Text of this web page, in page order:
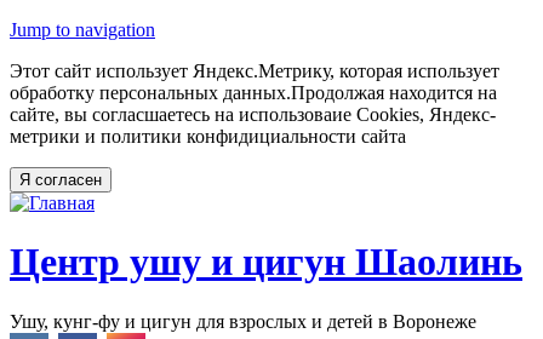
Jump to navigation
Этот сайт использует Яндекс.Метрику, которая использует
обработку персональных данных.Продолжая находится на
сайте, вы согласшаетесь на использоваие Cookies, Яндекс-
метрики и политики конфидициальности сайта
Центр ушу и цигун Шаолинь
Ушу, кунг-фу и цигун для взрослых и детей в Воронеже